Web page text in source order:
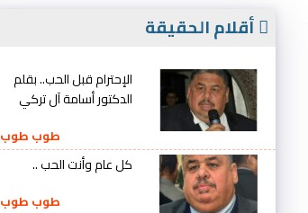
أقلام الحقيقة
الإحترام قبل الحب.. بقلم
الدكتور أسامة آل تركي
طوب طوب 24
كل عام وأنت الحب ..
طوب طوب 24